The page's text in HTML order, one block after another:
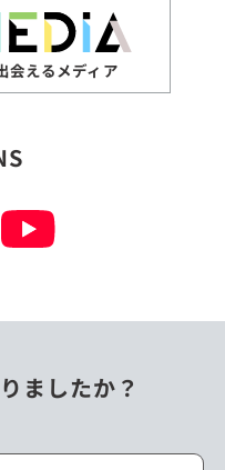
会えるメディア
ましたか？